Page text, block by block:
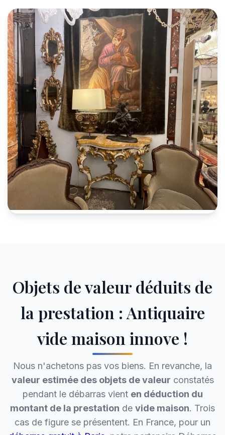
Objets de valeur déduits de
la prestation : Antiquaire
vide maison innove !
Nous n'achetons pas vos biens. En revanche, la
valeur estimée des objets de valeur constatés
pendant le débarras vient en déduction du
montant de la prestation de vide maison. Trois
cas de figure se présentent. En France, pour un